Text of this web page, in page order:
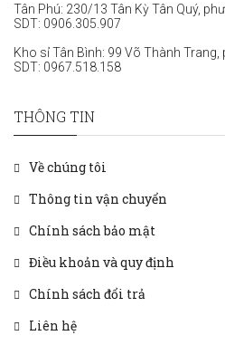
Tân Phú: 230/13 Tân Kỳ Tân Quý,
SDT: 0906.305.907
Kho sỉ Tân Bình: 99 Võ Thành Trang,
SDT: 0967.518.158
THÔNG TIN
Về chúng tôi
Thông tin vận chuyển
Chính sách bảo mật
Điều khoản và quy định
Chính sách đổi trả
Liên hệ